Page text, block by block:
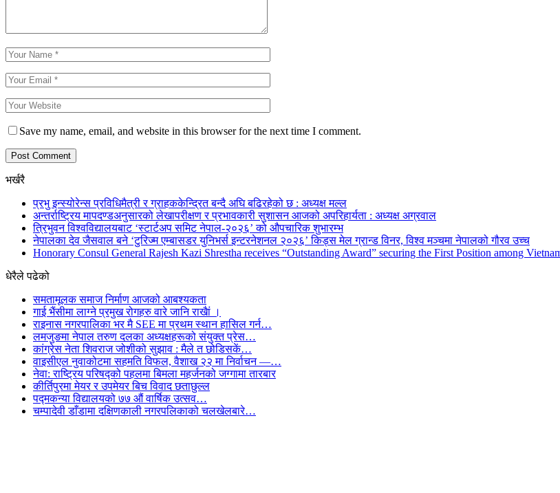
Save my name, email, and website in this browser for the next time I comment.
भर्खरै
प्रभु इन्स्योरेन्स प्रविधिमैत्री र ग्राहककेन्द्रित बन्दै अघि बढिरहेको छ : अध्यक्ष मल्ल
अन्तर्राष्ट्रिय मापदण्डअनुसारको लेखापरीक्षण र प्रभावकारी सुशासन आजको अपरिहार्यता : अध्यक्ष अग्रवाल
त्रिभुवन विश्वविद्यालयबाट ‘स्टार्टअप समिट नेपाल-२०२६’ को औपचारिक शुभारम्भ
नेपालका देव जैसवाल बने ‘टुरिज्म एम्बासडर युनिभर्स इन्टरनेशनल २०२६’ किड्स मेल ग्रान्ड विनर, विश्व मञ्चमा नेपालको गौरव उच्च
Honorary Consul General Rajesh Kazi Shrestha receives “Outstanding Award” securing the First Position among
धेरैले पढेको
समतामूलक समाज निर्माण आजको आबश्यकता
गाई भैंसीमा लाग्ने प्रमुख रोगहरु वारे जानि राखैां ।
राइनास नगरपालिका भर मै SEE मा प्रथम स्थान हासिल गर्न…
लमजुङमा नेपाल तरुण दलका अध्यक्षहरूको संयुक्त प्रेस…
कांग्रेस नेता शिवराज जोशीको सुझाव : मैले त छोडिसकें…
वाइसीएल नुवाकोटमा सहमति विफल, वैशाख २२ मा निर्वाचन —…
नेवा: राष्ट्रिय परिषद्को पहलमा बिमला महर्जनको जग्गामा तारबार
कीर्तिपुरमा मेयर र उपमेयर बिच विवाद छताछुल्ल
पद्मकन्या विद्यालयको ७७ औं ‌‌वार्षिक ‌उत्सव…
चम्पादेवी डाँडामा दक्षिणकाली नगरपलिकाको चलखेलबारे…